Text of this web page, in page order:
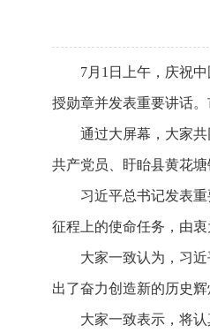
7月1日上午，庆祝
授勋章并发表重要讲话
通过大屏幕，大家
共产党员、盱眙县黄花
习近平总书记发表
征程上的使命任务，由
大家一致认为，习
出了奋力创造新的历史
大家一致表示，将